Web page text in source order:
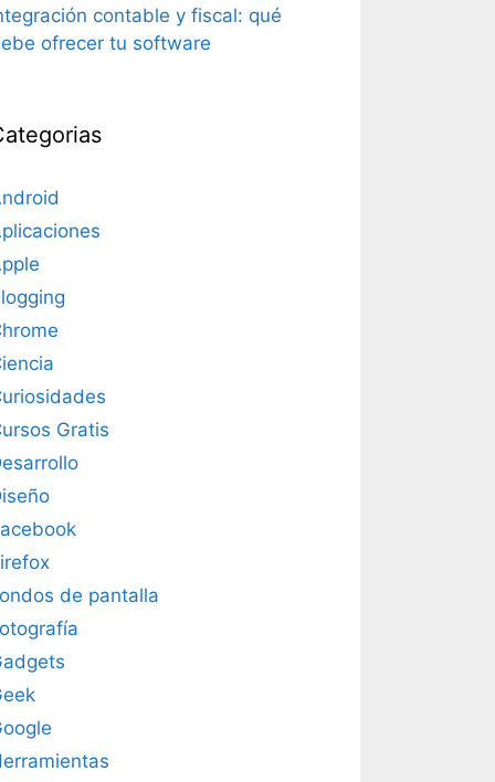
contable y fiscal: qué
ofrecer tu software
Gratis
de pantalla